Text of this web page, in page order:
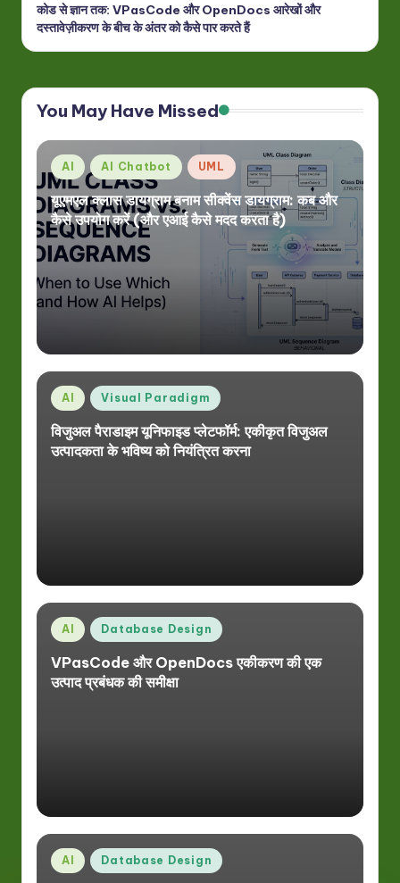
कोड से ज्ञान तक: VPasCode और OpenDocs आरेखों और
दस्तावेज़ीकरण के बीच के अंतर को कैसे पार करते हैं
You May Have Missed
Posted
in
AI AI Chatbot UML
यूएमएल क्लास डायग्राम बनाम सीक्वेंस डायग्राम: कब और
कैसे उपयोग करें (और एआई कैसे मदद करता है)
Posted
in
AI Visual Paradigm
विजुअल पैराडाइम यूनिफाइड प्लेटफॉर्म: एकीकृत विजुअल
उत्पादकता के भविष्य को नियंत्रित करना
Posted
in
AI Database Design
VPasCode और OpenDocs एकीकरण की एक
उत्पाद प्रबंधक की समीक्षा
Posted
in
AI Database Design